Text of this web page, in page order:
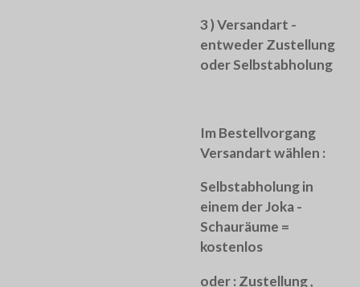
3 ) Versandart -
entweder Zustellung
oder Selbstabholung
Im Bestellvorgang
Versandart wählen :
Selbstabholung in
einem der Joka -
Schauräume =
kostenlos
oder : Zustellung ,